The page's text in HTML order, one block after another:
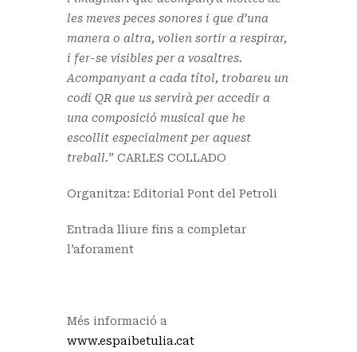
les meves peces sonores i que d’una
manera o altra, volien sortir a respirar,
i fer-se visibles per a vosaltres.
Acompanyant a cada títol, trobareu un
codi QR que us servirà per accedir a
una composició musical que he
escollit especialment per aquest
treball.” CARLES COLLADO
Organitza: Editorial Pont del Petroli
Entrada lliure fins a completar
l’aforament
Més informació a
www.espaibetulia.cat